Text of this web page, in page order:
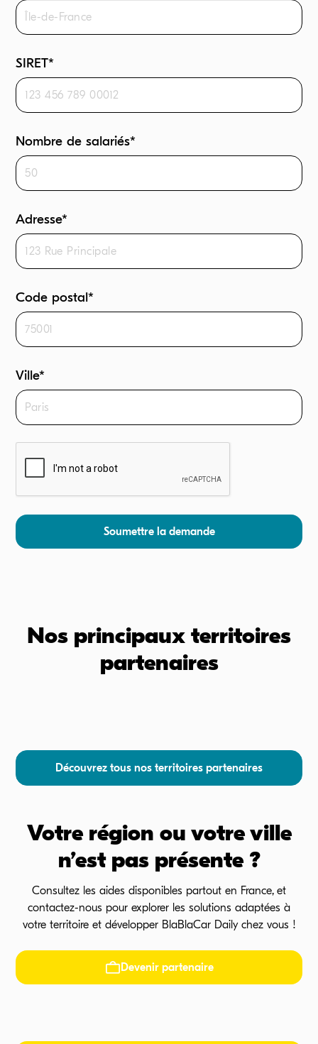
SIRET*
Nombre de salariés*
Adresse*
Code postal*
Ville*
Nos principaux territoires
partenaires
Découvrez tous nos territoires partenaires
Votre région ou votre ville
n’est pas présente ?
Consultez les aides disponibles partout en France, et
contactez-nous pour explorer les solutions adaptées à
votre territoire et développer BlaBlaCar Daily chez vous !
Devenir partenaire